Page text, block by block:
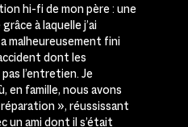
hi-fi de mon père : une
à laquelle j’ai
malheureusement fini
dont les
l’entretien. Je
en famille, nous avons
», réussissant
un ami dont il s’était